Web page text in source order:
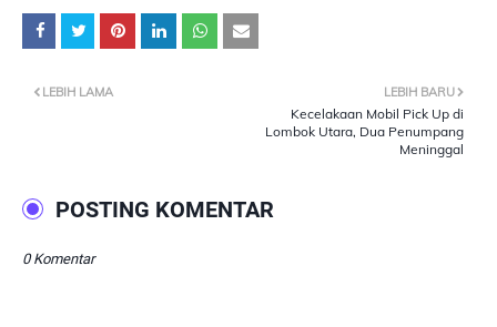
LEBIH BARU
Kecelakaan Mobil Pick Up di
Lombok Utara, Dua Penumpang
Meninggal
LEBIH LAMA
POSTING KOMENTAR
0 Komentar